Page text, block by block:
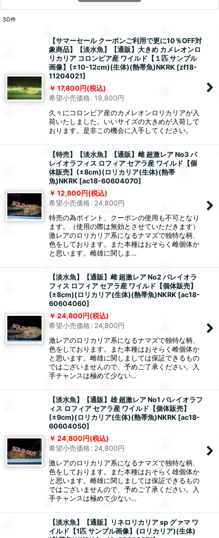
30件
【サマーセール クーポンご利用で更に10％OFF対
象商品】【淡水魚】【通販】大きめ カメレオンロ
リカリア コロンビア産 ワイルド【１匹 サンプル
画像】(±10-12cm)(生体)(熱帯魚)NKRK [zf18-
11204021]
17,800円(税込)
希望小売価格: 19,800円
久々にコロンビア産のカメレオンロリカリアが入
荷いたしました。いいサイズの大きめが入荷して
おります。是非この機会に入手してください。
【特売】【淡水魚】【通販】雌 超激レア No3 パ
レイオラフィス ロフィア セアラ産 ワイルド【個
体販売】(±8cm)(ロリカリア(生体)(熱帯
魚)NKRK [ac18-60604070]
12,800円(税込)
希望小売価格: 24,800円
特売の為ポイント、クーポンの使用も不可となり
ます。（使用の際は無効とさせていただきます）
激レアのロリカリア系になるナマズで独特な柄、
色をしております。また本種はおそらく雌個体か
と思います。雌雄に関しま…
【淡水魚】【通販】雌 超激レア No2 パレイオラ
フィス ロフィア セアラ産 ワイルド【個体販売】
(±8cm)(ロリカリア(生体)(熱帯魚)NKRK [ac18-
60604060]
24,800円(税込)
希望小売価格: 24,800円
激レアのロリカリア系になるナマズで独特な柄、
色をしております。また本種はおそらく雌個体か
と思います。雌雄に関しましては保証できるもの
ではございませんので、予めご了承ください。入
手チャンスは極めて少ない…
【淡水魚】【通販】雄 超激レア No1 パレイオラフ
ィス ロフィア セアラ産 ワイルド【個体販売】
(±9cm)(ロリカリア(生体)(熱帯魚)NKRK [ac18-
60604050]
24,800円(税込)
希望小売価格: 24,800円
激レアのロリカリア系になるナマズで独特な柄、
色をしております。また本種はおそらく雄個体か
と思います。雌雄に関しましては保証できるもの
ではございませんので、予めご了承ください。入
手チャンスは極めて少ない…
【淡水魚】【通販】リネロリカリア sp グァマ ワ
イルド【1匹 サンプル画像】(ロリカリア)(生体)